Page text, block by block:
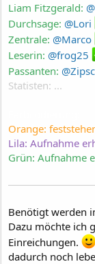
Liam Fitzgerald:
Durchsage: @Lori
Zentrale: @Marco
Leserin: @frog25
Passanten:
Statisten: ...
Orange:
Lila: Aufnahme
Grün: Aufnahme
Benötigt werden
Dazu möchte ich
Einreichungen.
dadurch noch